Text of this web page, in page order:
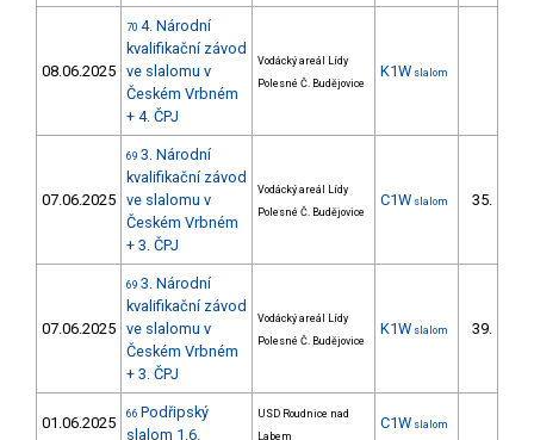
08.06.2025
70 4. Národní
kvalifikační závod
ve slalomu v
Českém Vrbném
+ 4. ČPJ
Vodácký areál Lídy
Polesné Č. Budějovice
K1W slalom
07.06.2025
69 3. Národní
kvalifikační závod
ve slalomu v
Českém Vrbném
+ 3. ČPJ
Vodácký areál Lídy
Polesné Č. Budějovice
C1W slalom 35.
07.06.2025
69 3. Národní
kvalifikační závod
ve slalomu v
Českém Vrbném
+ 3. ČPJ
Vodácký areál Lídy
Polesné Č. Budějovice
K1W slalom 39.
01.06.2025 66 Podřipský
slalom 1.6.
USD Roudnice nad
Labem
C1W slalom